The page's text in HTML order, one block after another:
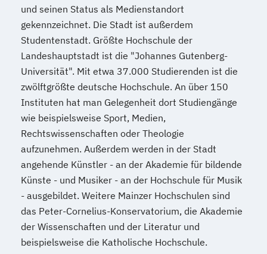
und seinen Status als Medienstandort
gekennzeichnet. Die Stadt ist außerdem
Studentenstadt. Größte Hochschule der
Landeshauptstadt ist die "Johannes Gutenberg-
Universität". Mit etwa 37.000 Studierenden ist die
zwölftgrößte deutsche Hochschule. An über 150
Instituten hat man Gelegenheit dort Studiengänge
wie beispielsweise Sport, Medien,
Rechtswissenschaften oder Theologie
aufzunehmen. Außerdem werden in der Stadt
angehende Künstler - an der Akademie für bildende
Künste - und Musiker - an der Hochschule für Musik
- ausgebildet. Weitere Mainzer Hochschulen sind
das Peter-Cornelius-Konservatorium, die Akademie
der Wissenschaften und der Literatur und
beispielsweise die Katholische Hochschule.